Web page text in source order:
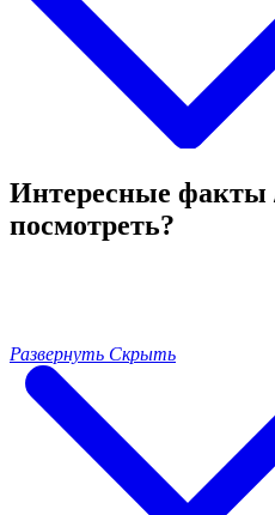
Интересные факты
посмотреть?
Развернуть Скрыть